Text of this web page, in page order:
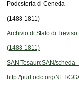
Podesteria di Ceneda
(1488-1811)
Archivio di Stato di Treviso
(1488-1811)
SAN:TesauroSAN/
http://purl.oclc.org/NET/